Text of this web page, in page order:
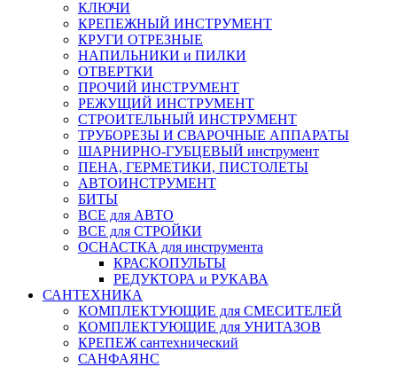
КЛЮЧИ
КРЕПЕЖНЫЙ ИНСТРУМЕНТ
КРУГИ ОТРЕЗНЫЕ
НАПИЛЬНИКИ и ПИЛКИ
ОТВЕРТКИ
ПРОЧИЙ ИНСТРУМЕНТ
РЕЖУЩИЙ ИНСТРУМЕНТ
СТРОИТЕЛЬНЫЙ ИНСТРУМЕНТ
ТРУБОРЕЗЫ И СВАРОЧНЫЕ АППАРАТЫ
ШАРНИРНО-ГУБЦЕВЫЙ инструмент
ПЕНА, ГЕРМЕТИКИ, ПИСТОЛЕТЫ
АВТОИНСТРУМЕНТ
БИТЫ
ВСЕ для АВТО
ВСЕ для СТРОЙКИ
ОСНАСТКА для инструмента
КРАСКОПУЛЬТЫ
РЕДУКТОРА и РУКАВА
САНТЕХНИКА
КОМПЛЕКТУЮЩИЕ для СМЕСИТЕЛЕЙ
КОМПЛЕКТУЮЩИЕ для УНИТАЗОВ
КРЕПЕЖ сантехнический
САНФАЯНС